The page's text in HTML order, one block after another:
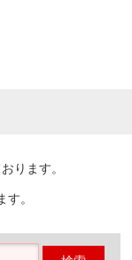
ります。
。